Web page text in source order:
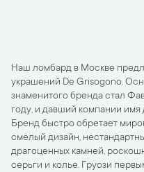
Наш ломбард в Москве
украшений De Grisogono.
знаменитого бренда стал
году, и давший компании
Бренд быстро обретает
смелый дизайн,
драгоценных камней,
серьги и колье. Груози